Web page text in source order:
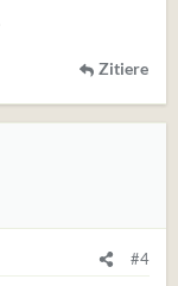
Zitiere
#4